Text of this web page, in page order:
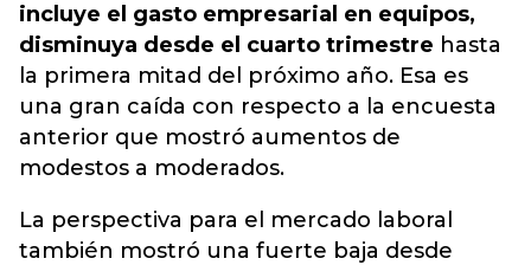
incluye el gasto empresarial en equipos,
disminuya desde el cuarto trimestre hasta
la primera mitad del próximo año. Esa es
una gran caída con respecto a la encuesta
anterior que mostró aumentos de
modestos a moderados.
La perspectiva para el mercado laboral
también mostró una fuerte baja desde